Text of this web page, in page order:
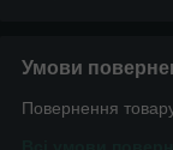
Умови
Повернення